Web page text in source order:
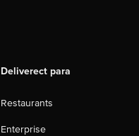
Deliverect para
Restaurants
Enterprise